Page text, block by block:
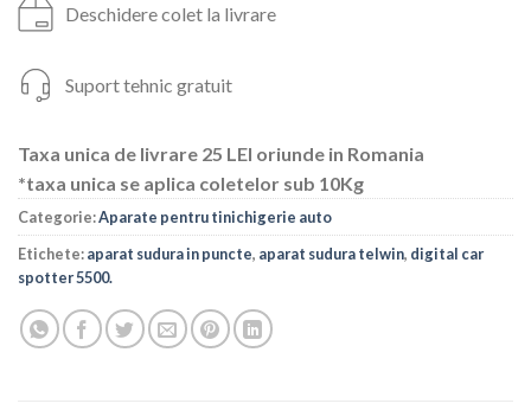
Deschidere colet la livrare
Suport tehnic gratuit
Taxa unica de livrare 25 LEI oriunde in Romania
*taxa unica se aplica coletelor sub 10Kg
Categorie:Aparate pentru tinichigerie auto
Etichete:aparat sudura in puncte, aparat sudura telwin, digital car
spotter 5500.